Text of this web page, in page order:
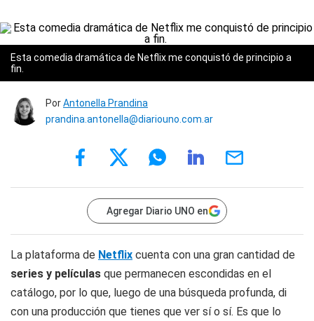
Esta comedia dramática de Netflix me conquistó de principio a
fin.
PorAntonella Prandina
prandina.antonella@diariouno.com.ar
Agregar Diario UNO en
La plataforma de Netflix cuenta con una gran cantidad de
series y películas que permanecen escondidas en el
catálogo, por lo que, luego de una búsqueda profunda, di
con una producción que tienes que ver sí o sí. Es que lo